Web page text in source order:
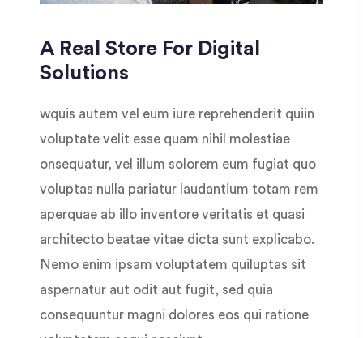
A Real Store For Digital
Solutions
wquis autem vel eum iure reprehenderit quiin
voluptate velit esse quam nihil molestiae
onsequatur, vel illum solorem eum fugiat quo
voluptas nulla pariatur laudantium totam rem
aperquae ab illo inventore veritatis et quasi
architecto beatae vitae dicta sunt explicabo.
Nemo enim ipsam voluptatem quiluptas sit
aspernatur aut odit aut fugit, sed quia
consequuntur magni dolores eos qui ratione